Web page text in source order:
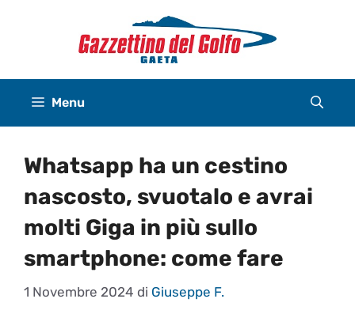
Menu
Whatsapp ha un cestino
nascosto, svuotalo e avrai
molti Giga in più sullo
smartphone: come fare
1 Novembre 2024 di Giuseppe F.